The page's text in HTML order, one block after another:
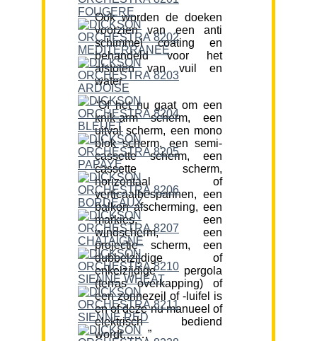
Ook worden de doeken
voorzien van een anti
schimmel coating en
behandeld voor het
afstoten van vuil en
water.
“Of het nu gaat om een
knik-arm scherm, een
uitval scherm, een mono
blok scherm, een semi-
cassette scherm, een
cassette scherm,
horizontaal of
verticaalbespannen, een
balkon afscherming, een
markies, een
windscherm, een
projectie scherm, een
dubbelzijdige of
enkelzijdige pergola
(terras overkapping) of
een zonnezeil of -luifel is
en of deze nu manueel of
elektrisch bediend
wordt…….”